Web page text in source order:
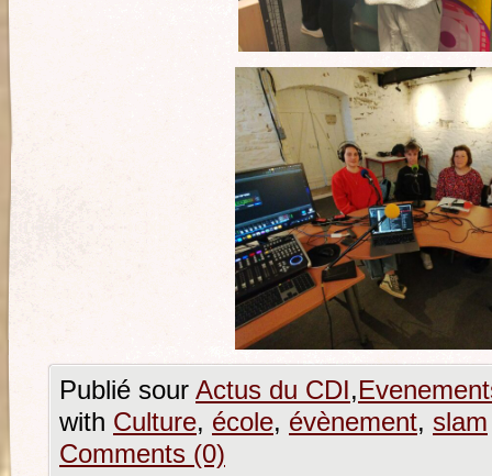
Publié sour Actus du CDI,
with Culture, école, évènement, slam
Comments (0)